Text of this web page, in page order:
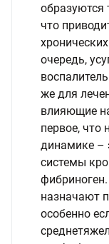
что
очередь,
же для
влияющие
первое, что
динамике –
системы
назначают
особенно